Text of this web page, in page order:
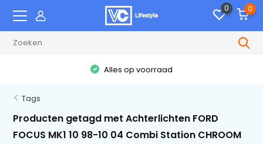
0 0
Alles op voorraad
Tags
Producten getagd met Achterlichten FORD
FOCUS MK1 10 98-10 04 Combi Station CHROOM